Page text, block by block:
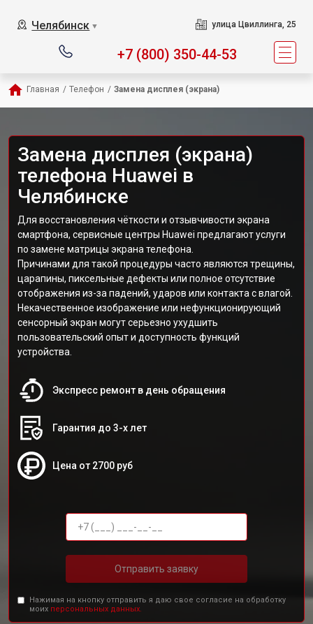
Челябинск ▼ улица Цвиллинга, 25
+7 (800) 350-44-53
Главная / Телефон / Замена дисплея (экрана)
Замена дисплея (экрана)
телефона Huawei в
Челябинске
Для восстановления чёткости и отзывчивости экрана
смартфона, сервисные центры Huawei предлагают услуги
по замене матрицы экрана телефона.
Причинами для такой процедуры часто являются трещины,
царапины, пиксельные дефекты или полное отсутствие
отображения из-за падений, ударов или контакта с влагой.
Некачественное изображение или нефункционирующий
сенсорный экран могут серьезно ухудшить
пользовательский опыт и доступность функций
устройства.
Экспресс ремонт в день обращения
Гарантия до 3-х лет
Цена от 2700 руб
Отправить заявку
Нажимая на кнопку отправить я даю свое согласие на обработку
моих персональных данных.